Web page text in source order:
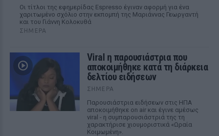
Οι τίτλοι της εφημερίδας Espresso έγιναν αφορμή για ένα
χαριτωμένο σχόλιο στην εκπομπή της Μαριάννας Γεωργαντή
και του Γιάννη Κολοκυθά
ΣΉΜΕΡΑ
Viral η παρουσιάστρια που
αποκοιμήθηκε κατά τη διάρκεια
δελτίου ειδήσεων
ΣΉΜΕΡΑ
Παρουσιάστρια ειδήσεων στις ΗΠΑ
αποκοιμήθηκε on air και έγινε αμέσως
viral - η συμπαρουσιάστριά της τη
χαρακτήρισε χιουμοριστικά «Ωραία
Κοιμωμένη».